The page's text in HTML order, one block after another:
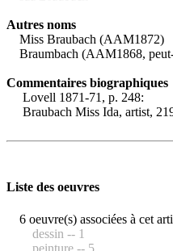
Autres noms
Miss Braubach (AAM1872)
Braumbach (AAM1868,
Commentaires biographiques
Lovell 1871-71, p. 248:
Braubach Miss Ida, artist,
Liste des oeuvres
6 oeuvre(s) associées à cet
dessin -- 1
peinture -- 5